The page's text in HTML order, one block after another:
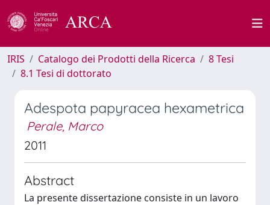
IRIS Catalogo dei Prodotti della Ricerca
8 Tesi
8.1 Tesi di dottorato
Adespota papyracea hexametrica
Perale, Marco
2011
Abstract
La presente dissertazione consiste in un lavoro